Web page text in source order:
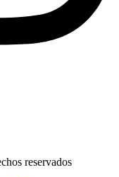
reservados